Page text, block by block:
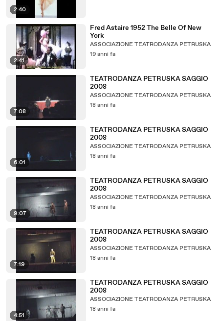
2:40
2:41
Fred Astaire 1952 The Belle Of New
York
ASSOCIAZIONE TEATRODANZA PETRUSKA
19 anni fa
7:08
TEATRODANZA PETRUSKA SAGGIO
2008
ASSOCIAZIONE TEATRODANZA PETRUSKA
18 anni fa
6:01
TEATRODANZA PETRUSKA SAGGIO
2008
ASSOCIAZIONE TEATRODANZA PETRUSKA
18 anni fa
9:07
TEATRODANZA PETRUSKA SAGGIO
2008
ASSOCIAZIONE TEATRODANZA PETRUSKA
18 anni fa
7:19
TEATRODANZA PETRUSKA SAGGIO
2008
ASSOCIAZIONE TEATRODANZA PETRUSKA
18 anni fa
4:51
TEATRODANZA PETRUSKA SAGGIO
2008
ASSOCIAZIONE TEATRODANZA PETRUSKA
18 anni fa